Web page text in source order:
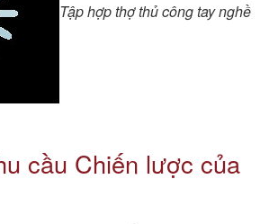
Tập hợp thợ thủ công tay nghề
cầu Chiến lược của